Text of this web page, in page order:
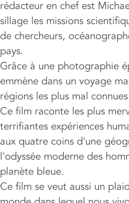
rédacteur en chef est
sillage les missions
de chercheurs,
pays.
Grâce à une photographie
emmène dans un voyage
régions les plus mal
Ce film raconte les plus
terrifiantes expériences
aux quatre coins d'une
l'odyssée moderne des
planète bleue.
Ce film se veut aussi un